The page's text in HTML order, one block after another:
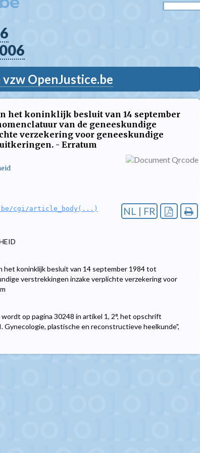
vzw OpenJustice.be
het koninklijk besluit van 14 september
van de geneeskundige
verzekering voor geneeskundige
- Erratum
cgi/article_body(...) NL | FR
het koninklijk besluit van 14 september 1984 tot
verstrekkingen inzake verplichte verzekering voor
op pagina 30248 in artikel 1, 2°, het opschrift
plastische en reconstructieve heelkunde",